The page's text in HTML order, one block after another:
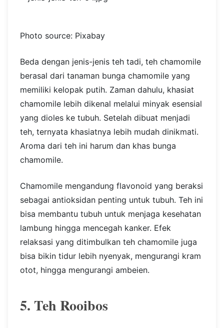
Photo source: Pixabay
Beda dengan jenis-jenis teh tadi, teh chamomile
berasal dari tanaman bunga chamomile yang
memiliki kelopak putih. Zaman dahulu, khasiat
chamomile lebih dikenal melalui minyak esensial
yang dioles ke tubuh. Setelah dibuat menjadi
teh, ternyata khasiatnya lebih mudah dinikmati.
Aroma dari teh ini harum dan khas bunga
chamomile.
Chamomile mengandung flavonoid yang beraksi
sebagai antioksidan penting untuk tubuh. Teh ini
bisa membantu tubuh untuk menjaga kesehatan
lambung hingga mencegah kanker. Efek
relaksasi yang ditimbulkan teh chamomile juga
bisa bikin tidur lebih nyenyak, mengurangi kram
otot, hingga mengurangi ambeien.
5. Teh Rooibos